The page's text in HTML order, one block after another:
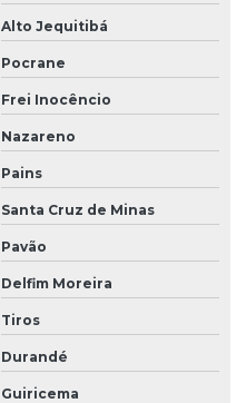
Alto Jequitibá
Pocrane
Frei Inocêncio
Nazareno
Pains
Santa Cruz de Minas
Pavão
Delfim Moreira
Tiros
Durandé
Guiricema